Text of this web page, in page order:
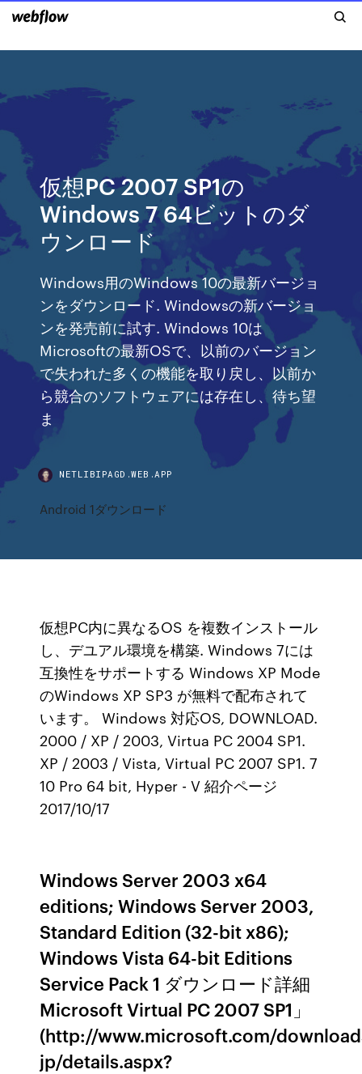
仮想PC 2007 SP1の
Windows 7 64ビットのダ
ウンロード
Windows用のWindows 10の最新バージョ
ンをダウンロード. Windowsの新バージョ
ンを発売前に試す. Windows 10は
Microsoftの最新OSで、以前のバージョン
で失われた多くの機能を取り戻し、以前か
ら競合のソフトウェアには存在し、待ち望
ま
NETLIBIPAGD.WEB.APP
Android 1ダウンロード
仮想PC内に異なるOS を複数インストール
し、デユアル環境を構築. Windows 7には
互換性をサポートする Windows XP Mode
のWindows XP SP3 が無料で配布されて
います。 Windows 対応OS, DOWNLOAD.
2000 / XP / 2003, Virtua PC 2004 SP1.
XP / 2003 / Vista, Virtual PC 2007 SP1. 7
10 Pro 64 bit, Hyper - V 紹介ページ
2017/10/17
Windows Server 2003 x64
editions; Windows Server 2003,
Standard Edition (32-bit x86);
Windows Vista 64-bit Editions
Service Pack 1 ダウンロード詳細
Microsoft Virtual PC 2007 SP1」
(http://www.microsoft.com/
jp/details.aspx?